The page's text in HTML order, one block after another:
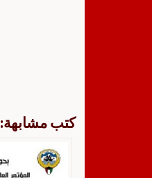
كتب مشابهة: